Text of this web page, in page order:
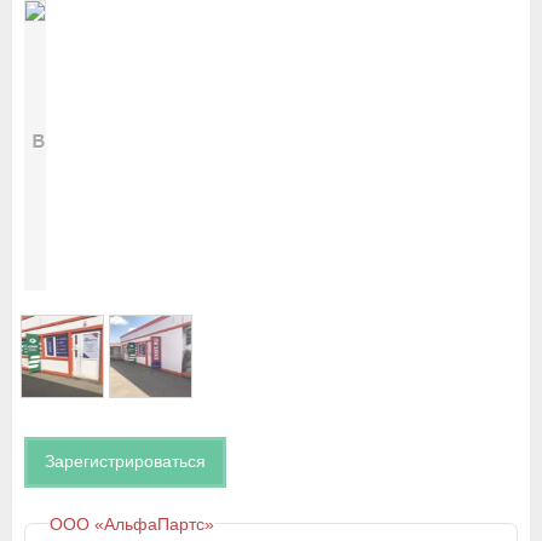
Зарегистрироваться
ООО «АльфаПартс»